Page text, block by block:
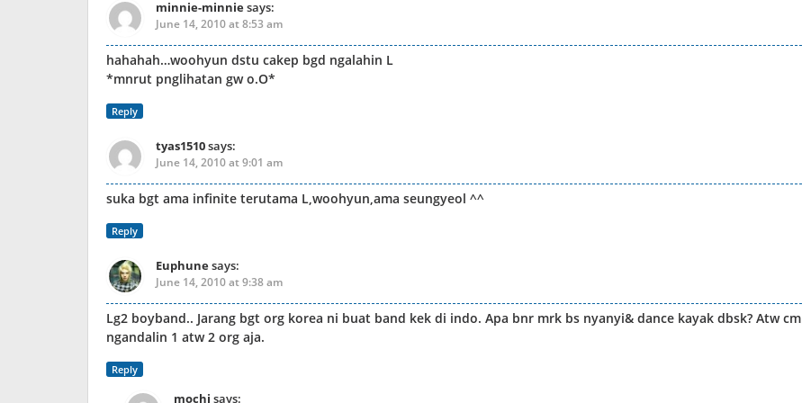
minnie-minniesays:
June 14, 2010 at 8:53 am
hahahah…woohyun dstu cakep bgd ngalahin L
*mnrut pnglihatan gw o.O*
Reply
tyas1510says:
June 14, 2010 at 9:01 am
suka bgt ama infinite terutama L,woohyun,ama seungyeol ^^
Reply
Euphunesays:
June 14, 2010 at 9:38 am
Lg2 boyband.. Jarang bgt org korea ni buat band kek di indo. Apa bnr mrk bs nyanyi& dance kayak dbsk? Atw cm
ngandalin 1 atw 2 org aja.
Reply
mochi says: